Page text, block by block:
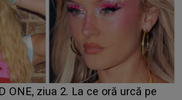
concurentă din "Casa Iubirii" l-a